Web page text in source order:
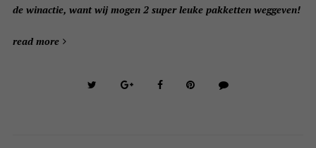
de winactie, want wij mogen 2 super leuke pakketten weggeven!
read more